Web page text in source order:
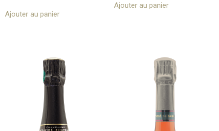
Ajouter au panier
Ajouter au panier